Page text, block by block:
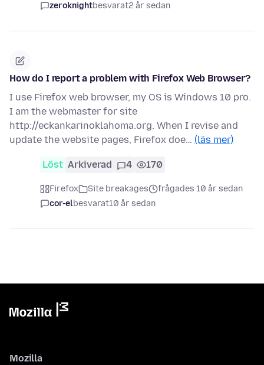
zeroknightbesvarat2 år sedan
How do I report a problem with Firefox Web Browser?
I use Firefox web browser, my OS is Windows 10 pro.
I am the webmaster for site
http://eckankarinoklahoma.org. When I revise and
update the website pages, Firefox doe… (läs mer)
Löst Arkiverad 4 170
Firefox Site breakages
frågades 10 år sedan
cor-elbesvarat10 år sedan
Mozilla